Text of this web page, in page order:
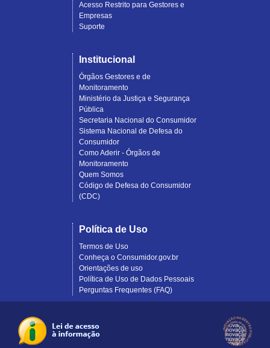
Acesso Restrito para Gestores e
Empresas
Suporte
Institucional
Órgãos Gestores e de
Monitoramento
Ministério da Justiça e Segurança
Pública
Secretaria Nacional do Consumidor
Sistema Nacional de Defesa do
Consumidor
Como Aderir - Órgãos de
Monitoramento
Quem Somos
Código de Defesa do Consumidor
(CDC)
Política de Uso
Termos de Uso
Conheça o Consumidor.gov.br
Orientações de uso
Política de Uso de Dados Pessoais
Perguntas Frequentes (FAQ)